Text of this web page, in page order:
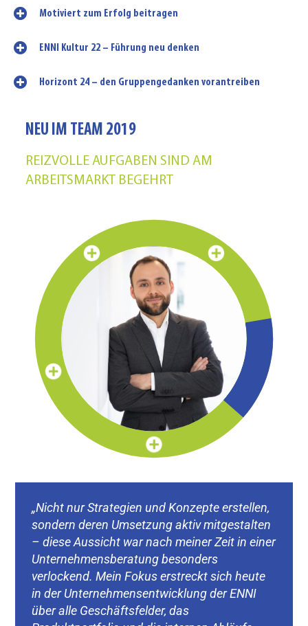
Motiviert zum Erfolg beitragen
ENNI Kultur 22 – Führung neu denken
Horizont 24 – den Gruppengedanken vorantreiben
NEU IM TEAM 2019
REIZVOLLE AUFGABEN SIND AM
ARBEITSMARKT BEGEHRT
„Nicht nur Strategien und Konzepte erstellen,
sondern deren Umsetzung aktiv mitgestalten
– diese Aussicht war nach meiner Zeit in einer
Unternehmensberatung besonders
verlockend. Mein Fokus erstreckt sich heute
in der Unternehmensentwicklung der ENNI
über alle Geschäftsfelder, das